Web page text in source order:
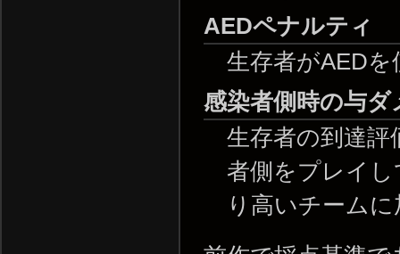
AEDペナルティ
生存者がAED
感染者側時の与ダ
生存者の到達評
者側をプレイ
り高いチーム